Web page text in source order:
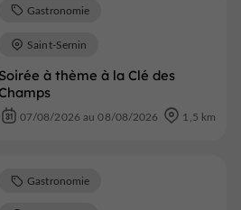
Soirée à thème à la Clé des
Gastronomie
Saint-Sernin
07/08/2026 au 08/08/2026 1,5 km
Gastronomie